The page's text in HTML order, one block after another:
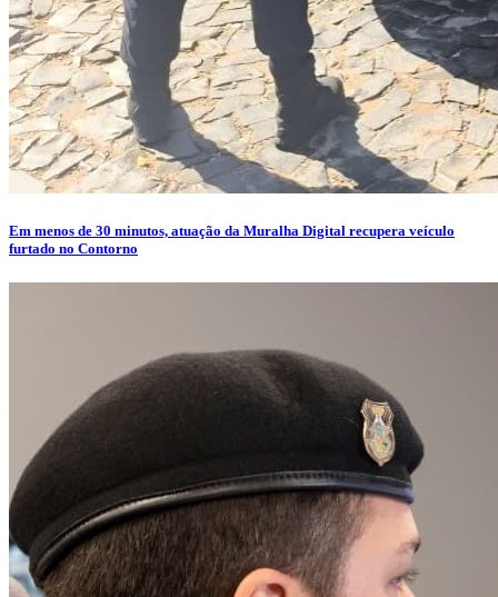
Em menos de 30 minutos, atuação da Muralha Digital recupera veículo
furtado no Contorno